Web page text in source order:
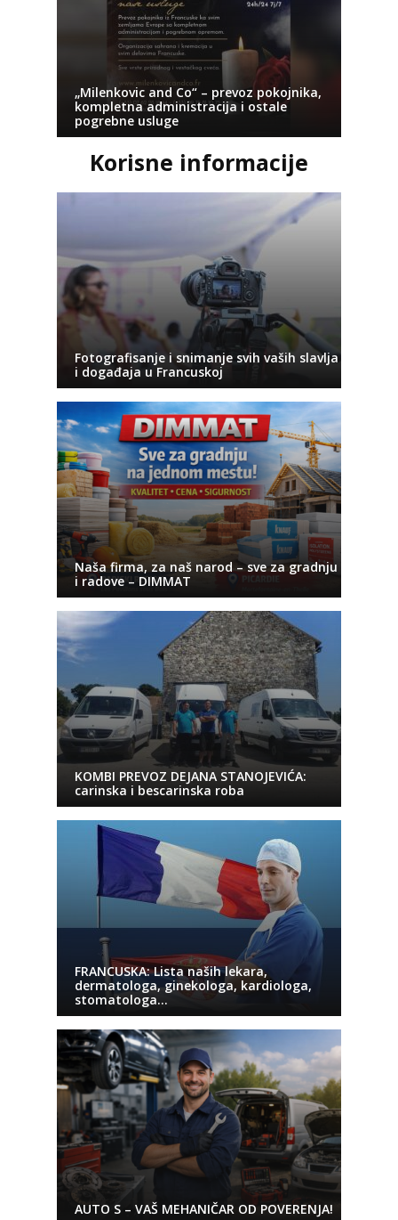
„Milenkovic and Co“ – prevoz pokojnika,
kompletna administracija i ostale
pogrebne usluge
Korisne informacije
Fotografisanje i snimanje svih vaših slavlja
i događaja u Francuskoj
Naša firma, za naš narod – sve za gradnju
i radove – DIMMAT
KOMBI PREVOZ DEJANA STANOJEVIĆA:
carinska i bescarinska roba
FRANCUSKA: Lista naših lekara,
dermatologa, ginekologa, kardiologa,
stomatologa…
AUTO S – VAŠ MEHANIČAR OD POVERENJA!